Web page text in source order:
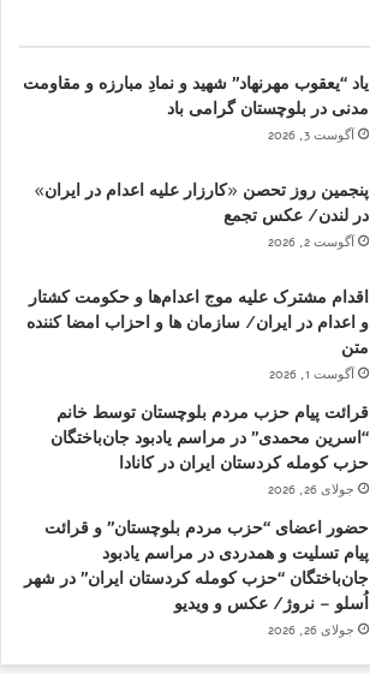
یاد “یعقوب مهرنهاد” شهید و نمادِ مبارزه و مقاومت
مدنی در بلوچستان گرامی باد
آگوست 3, 2026
پنجمین روز تحصن «کارزار علیه اعدام در ایران»
در لندن/ عکس تجمع
آگوست 2, 2026
اقدام مشترک علیه موج اعدام‌ها و حکومت کشتار
و اعدام در ایران/ سازمان ها و احزاب امضا کننده
متن
آگوست 1, 2026
قرائت پیام حزب مردم بلوچستان توسط خانم
“اسرین محمدی” در مراسم یادبود جان‌باختگان
حزب کومله کردستان ایران در کانادا
جولای 26, 2026
حضور اعضای “حزب مردم بلوچستان” و قرائت
پیام تسلیت و همدردی در مراسم یادبود
جان‌باختگان “حزب کومله کردستان ایران” در شهر
اُسلو – نروژ/ عکس و ویدیو
جولای 26, 2026